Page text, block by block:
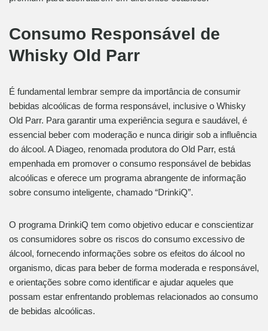
Consumo Responsável de
Whisky Old Parr
É fundamental lembrar sempre da importância de consumir
bebidas alcoólicas de forma responsável, inclusive o Whisky
Old Parr. Para garantir uma experiência segura e saudável, é
essencial beber com moderação e nunca dirigir sob a influência
do álcool. A Diageo, renomada produtora do Old Parr, está
empenhada em promover o consumo responsável de bebidas
alcoólicas e oferece um programa abrangente de informação
sobre consumo inteligente, chamado “DrinkiQ”.
O programa DrinkiQ tem como objetivo educar e conscientizar
os consumidores sobre os riscos do consumo excessivo de
álcool, fornecendo informações sobre os efeitos do álcool no
organismo, dicas para beber de forma moderada e responsável,
e orientações sobre como identificar e ajudar aqueles que
possam estar enfrentando problemas relacionados ao consumo
de bebidas alcoólicas.